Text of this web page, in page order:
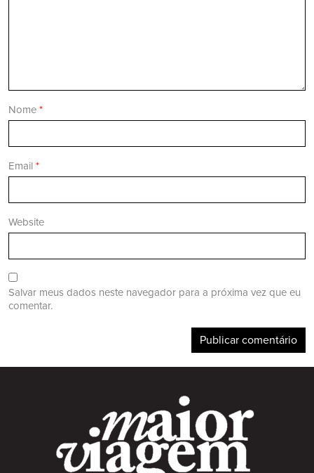
Nome *
Email *
Website
Salvar meus dados neste navegador para a próxima vez que eu
comentar.